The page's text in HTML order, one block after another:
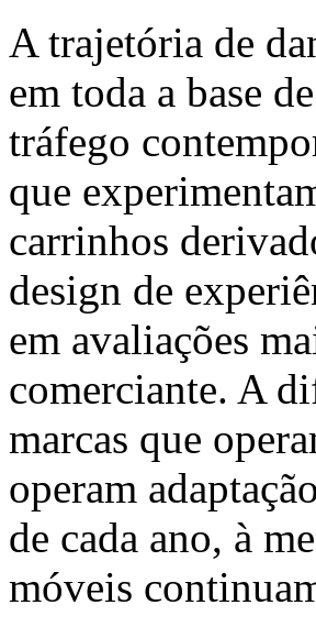
A trajetória de
em toda a base
tráfego
que
carrinhos
design de
em avaliações
comerciante. A
marcas que
operam
de cada ano, à
móveis